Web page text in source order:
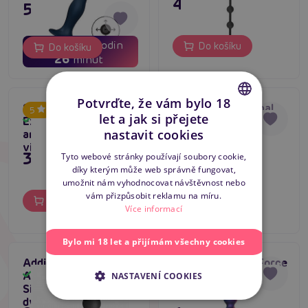
01 dní 07 hodin
26 minut
556 Kč
Do košíku Do košíku
5
Spice It Up
Excellence (Black),
anální kuličky
vibrační
Skladem
349 Kč
Do košíku
ANOS Flexible Anal
Beads With Jumping
Vibrations, anální
Skladem
625 Kč
Do košíku
Addicted Toys Double
Anal Massager
Silicone (16.5 cm),
dvojitý anální masér
Hueman Galaxy Force
(Purple), vibrační
Skladem
ENGLISH
Potvrďte, že vám bylo 18
let a jak si přejete
nastavit cookies
Tyto webové stránky používají soubory cookie,
díky kterým může web správně fungovat,
umožnit nám vyhodnocovat návštěvnost nebo
vám přizpůsobit reklamu na míru.
Více informací
Bylo mi 18 let a přijímám všechny cookies
NASTAVENÍ COOKIES